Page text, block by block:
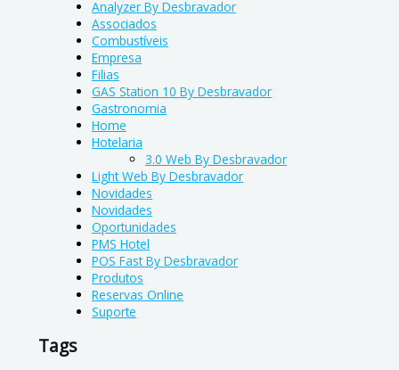
Analyzer By Desbravador
Associados
Combustíveis
Empresa
Filias
GAS Station 10 By Desbravador
Gastronomia
Home
Hotelaria
3.0 Web By Desbravador
Light Web By Desbravador
Novidades
Novidades
Oportunidades
PMS Hotel
POS Fast By Desbravador
Produtos
Reservas Online
Suporte
Tags